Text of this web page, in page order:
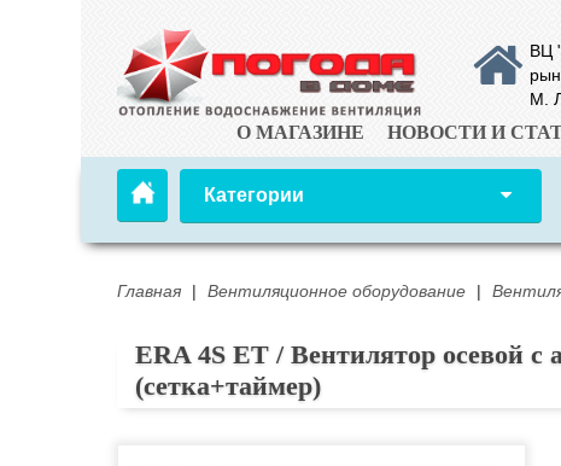
ВЦ
М.
О МАГАЗИНЕ НОВОСТИ И
Категории
Главная | Вентиляционное оборудование |
ERA 4S ET / Вентилятор осевой с
(сетка+таймер)